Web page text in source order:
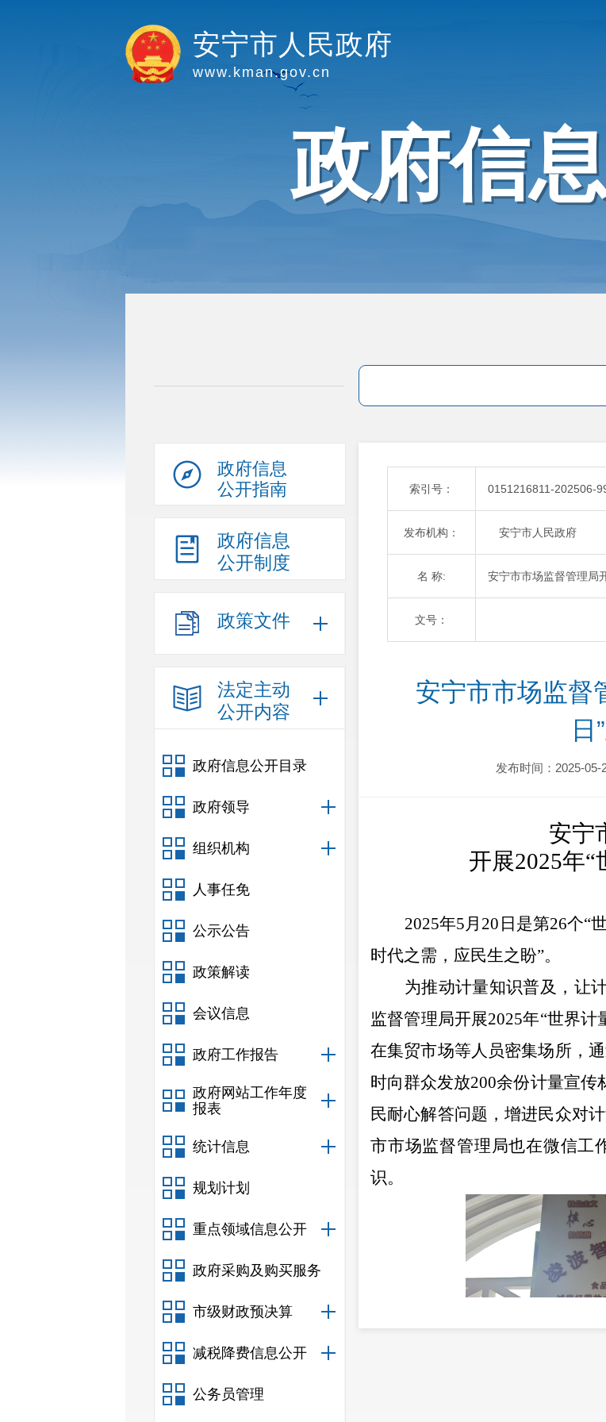
安宁市人民政府
www.kman.gov.cn
政府信
政府信息
公开指南
政府信息
公开制度
政策文件
法定主动
公开内容
政府信息公开目录
政府领导
组织机构
人事任免
公示公告
政策解读
会议信息
政府工作报告
政府网站工作年度
报表
统计信息
规划计划
重点领域信息公开
政府采购及购买服务
市级财政预决算
减税降费信息公开
公务员管理
索引号： 0151216811-202506-
发布机构： 安宁市人民政府
名 称: 安宁市市场监督管理局
文号：
安宁市市场监督
日
发布时间：2025-05-
安宁
开展2025年
2025年5月20日是第26个“
时代之需，应民生之盼”。
为推动计量知识普及，让
监督管理局开展2025年“世界
在集贸市场等人员密集场所，
时向群众发放200余份计量宣
民耐心解答问题，增进民众对
市市场监督管理局也在微信工
识。